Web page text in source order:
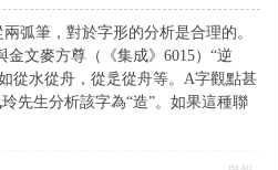
弧筆，對於字形的分析是合理的。
文麥方尊（《集成》6015）“逆
從水從舟，從辵從舟等。A字觀點甚
先生分析該字為“造”。如果這種聯